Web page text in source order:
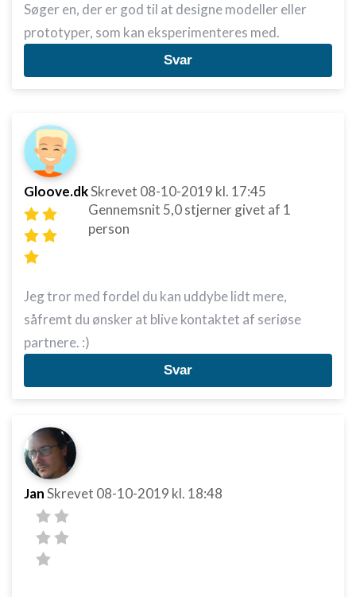
Søger en, der er god til at designe modeller eller
prototyper, som kan eksperimenteres med.
Svar
Gloove.dkSkrevet 08-10-2019 kl. 17:45
Gennemsnit 5,0stjerner givet af 1
person
Jeg tror med fordel du kan uddybe lidt mere,
såfremt du ønsker at blive kontaktet af seriøse
partnere. :)
Svar
JanSkrevet 08-10-2019 kl. 18:48